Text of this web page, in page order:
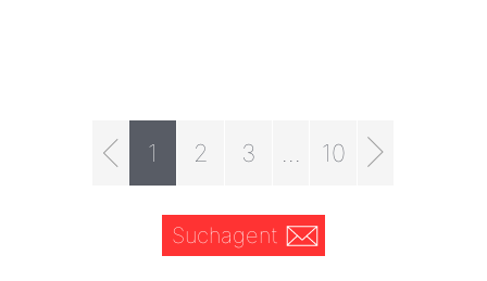
1 2 3 10
Suchagent